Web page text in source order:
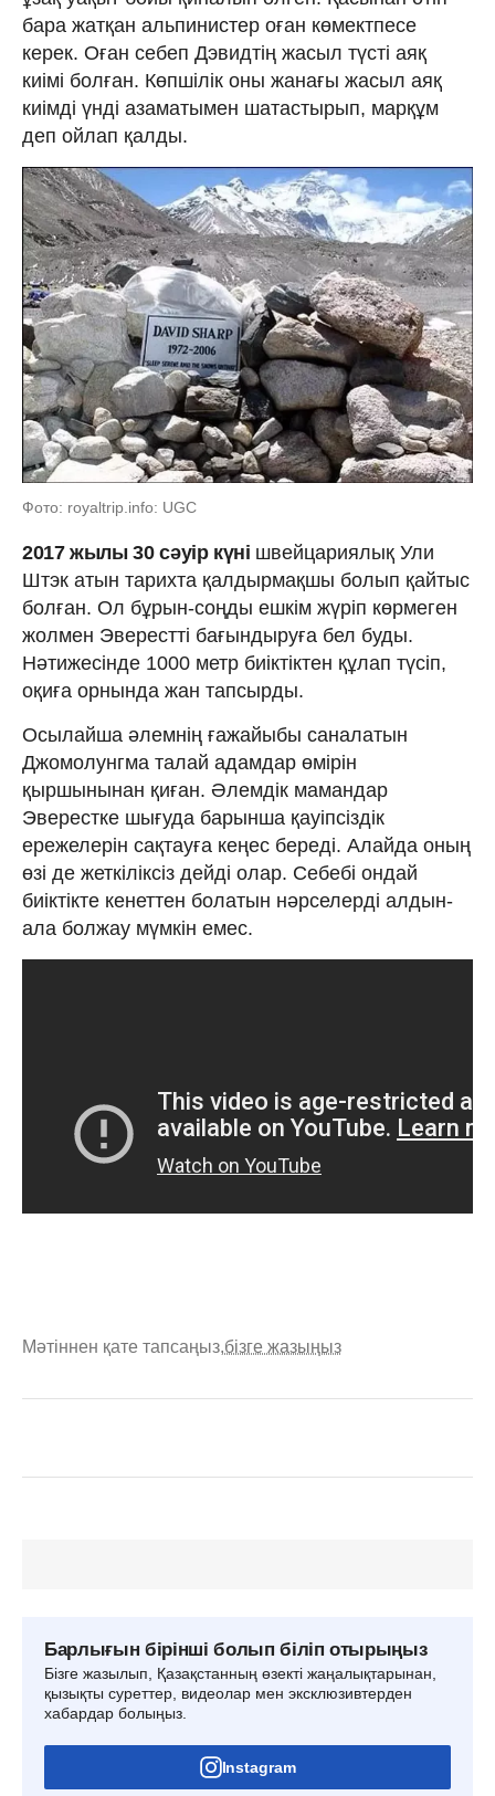
бара жатқан альпинистер оған көмектпесе
керек. Оған себеп Дэвидтің жасыл түсті аяқ
киімі болған. Көпшілік оны жанағы жасыл аяқ
киімді үнді азаматымен шатастырып, марқұм
деп ойлап қалды.
Фото: royaltrip.info: UGC
2017 жылы 30 сәуір күні швейцариялық Ули
Штэк атын тарихта қалдырмақшы болып қайтыс
болған. Ол бұрын-соңды ешкім жүріп көрмеген
жолмен Эверестті бағындыруға бел буды.
Нәтижесінде 1000 метр биіктіктен құлап түсіп,
оқиға орнында жан тапсырды.
Осылайша әлемнің ғажайыбы саналатын
Джомолунгма талай адамдар өмірін
қыршынынан қиған. Әлемдік мамандар
Эверестке шығуда барынша қауіпсіздік
ережелерін сақтауға кеңес береді. Алайда оның
өзі де жеткіліксіз дейді олар. Себебі ондай
биіктікте кенеттен болатын нәрселерді алдын-
ала болжау мүмкін емес.
Мәтіннен қате тапсаңыз,бізге жазыңыз
Барлығын бірінші болып біліп отырыңыз
Бізге жазылып, Қазақстанның өзекті жаңалықтарынан,
қызықты суреттер, видеолар мен эксклюзивтерден
хабардар болыңыз.
Instagram